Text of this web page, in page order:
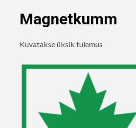
Magnetkumm
Kuvatakse üksik tulemus